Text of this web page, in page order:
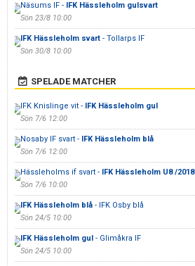
Näsums IF - IFK Hässleholm gulsvart
Sön 23/8 10:00
IFK Hässleholm svart- Tollarps IF
Sön 30/8 10:00
SPELADE MATCHER
IFK Knislinge vit - IFK Hässleholm gul
Sön 7/6 12:00
Nosaby IF svart - IFK Hässleholm blå
Sön 7/6 12:00
Hässleholms if svart - IFK Hässleholm U8 /2018
Sön 7/6 10:00
IFK Hässleholm blå- IFK Osby blå
Sön 24/5 10:00
IFK Hässleholm gul- Glimåkra IF
Sön 24/5 10:00